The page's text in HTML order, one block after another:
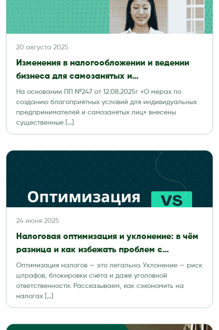
20 августа 2025
Изменения в налогообложении и ведении
бизнеса для самозанятых и
индивидуальных предпринимателей с 2026г
На основании ПП №247 от 12.08.2025г «О мерах по
созданию благоприятных условий для индивидуальных
предпринимателей и самозанятых лиц» внесены
существенные […]
24 июня 2025
Налоговая оптимизация и уклонение: в чём
разница и как избежать проблем с
проверкой
Оптимизация налогов — это легально. Уклонение — риск
штрафов, блокировки счёта и даже уголовной
ответственности. Рассказываем, как сэкономить на
налогах […]